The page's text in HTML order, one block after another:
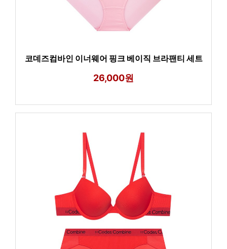
코데즈컴바인 이너웨어 핑크 베이직 브라팬티 세트
26,000원